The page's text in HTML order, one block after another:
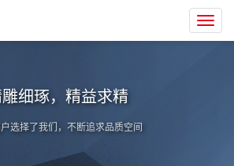
细琢，精益求精
选择了我们，不断追求品质空间